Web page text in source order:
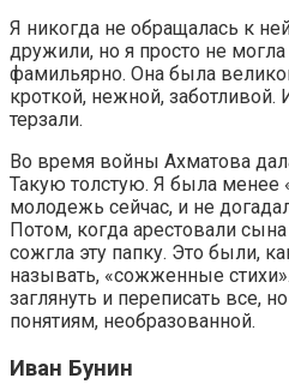
Я никогда не обращалась к
дружили, но я просто не могла
фамильярно. Она была
кроткой, нежной, заботливой.
терзали.
Во время войны Ахматова
Такую толстую. Я была менее
молодежь сейчас, и не
Потом, когда арестовали
сожгла эту папку. Это были,
называть, «сожженные
заглянуть и переписать все,
понятиям, необразованной.
Иван Бунин